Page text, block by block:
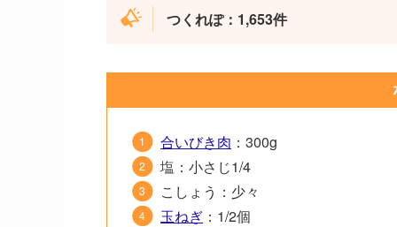
つくれぽ：1,653件
合いびき肉 ：300g
塩：小さじ1/4
こしょう：少々
玉ねぎ ：1/2個